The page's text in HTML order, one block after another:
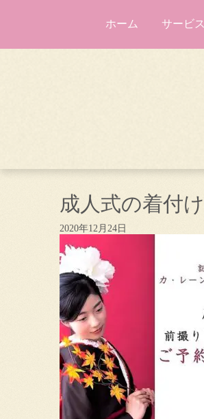
ホーム サービス
成人式の着付け
2020年12月24日